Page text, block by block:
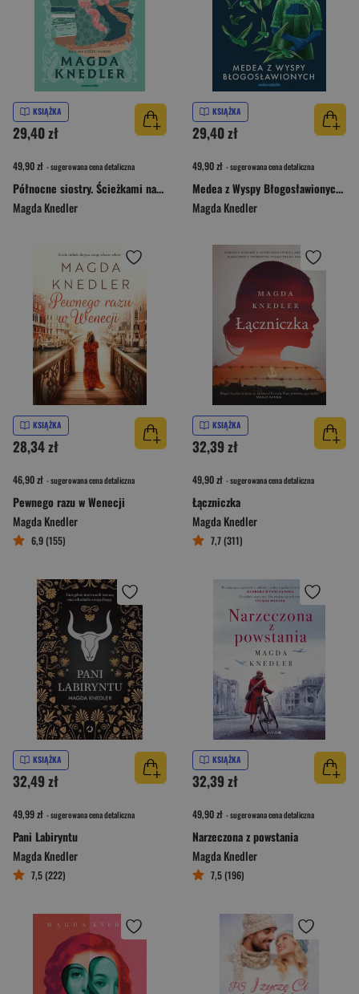
KSIĄŻKA
29,40 zł
49,90 zł - sugerowana cena detaliczna
Północne siostry. Ścieżkami nadziei. Tom 2
Magda Knedler
KSIĄŻKA
29,40 zł
49,90 zł - sugerowana cena detaliczna
Medea z Wyspy Błogosławionych. Medea Steinbart. Tom 3
Magda Knedler
KSIĄŻKA
28,34 zł
46,90 zł - sugerowana cena detaliczna
Pewnego razu w Wenecji
Magda Knedler
6,9 (155)
KSIĄŻKA
32,39 zł
49,90 zł - sugerowana cena detaliczna
Łączniczka
Magda Knedler
7,7 (311)
KSIĄŻKA
32,49 zł
49,99 zł - sugerowana cena detaliczna
Pani Labiryntu
Magda Knedler
7,5 (222)
KSIĄŻKA
32,39 zł
49,90 zł - sugerowana cena detaliczna
Narzeczona z powstania
Magda Knedler
7,5 (196)